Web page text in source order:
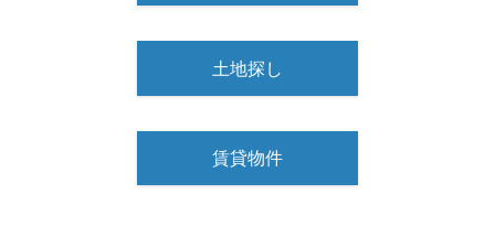
土地探し
賃貸物件